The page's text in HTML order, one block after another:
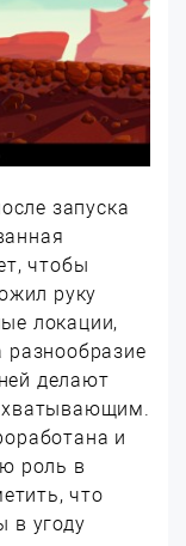
запуска
чтобы
руку
локации,
делают
и
роль в
что
в угоду